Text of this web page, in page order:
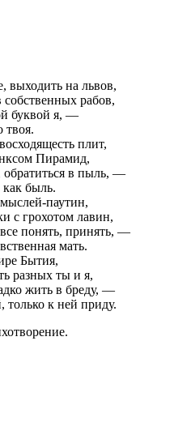
выходить на львов,
рабов,
буквой я, —
твоя.
плит,
Пирамид,
обратиться в пыль, —
как быль.
паутин,
с грохотом лавин,
понять, принять, —
мать.
Бытия,
разных ты и я,
жить в бреду, —
к ней приду.